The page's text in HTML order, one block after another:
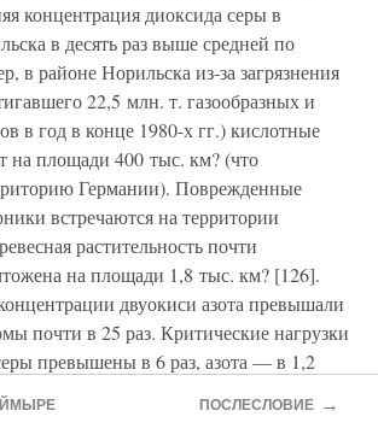
концентрация диоксида серы в
в десять раз выше средней по
в районе Норильска из-за загрязнения
22,5 млн. т. газообразных и
в год в конце 1980-х гг.) кислотные
на площади 400 тыс. км? (что
Германии). Поврежденные
встречаются на территории
растительность почти
на площади 1,8 тыс. км? [126].
двуокиси азота превышали
почти в 25 раз. Критические нагрузки
превышены в 6 раз, азота — в 1,2
ПОСЛЕСЛОВИЕ →